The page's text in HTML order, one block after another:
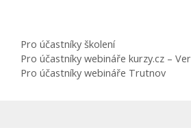
Rubriky
Pro účastníky školení
Pro účastníky webináře kurzy.cz –
Pro účastníky webináře Trutnov